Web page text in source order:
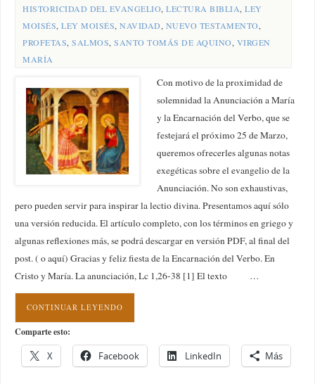
HISTORICIDAD DEL EVANGELIO,LECTURA BIBLIA,LEY
MOISÉS,LEY MOISÉS,NAVIDAD, NUEVO TESTAMENTO,
PROFETAS,SALMOS,SANTO TOMÁS DE AQUINO, VIRGEN
MARÍA
Con motivo de la proximidad de
solemnidad la Anunciación a María
y la Encarnación del Verbo, que se
festejará el próximo 25 de Marzo,
queremos ofrecerles algunas notas
exegéticas sobre el evangelio de la
Anunciación. No son exhaustivas,
pero pueden servir para inspirar la lectio divina. Presentamos aquí sólo
una versión reducida. El artículo completo, con los términos en griego y
algunas reflexiones más, se podrá descargar en versión PDF, al final del
post. ( o aquí) Gracias y feliz fiesta de la Encarnación del Verbo. En
Cristo y María. La anunciación, Lc 1,26-38 [1] El texto …
CONTINUAR LEYENDO
Comparte esto:
X Facebook LinkedIn Más